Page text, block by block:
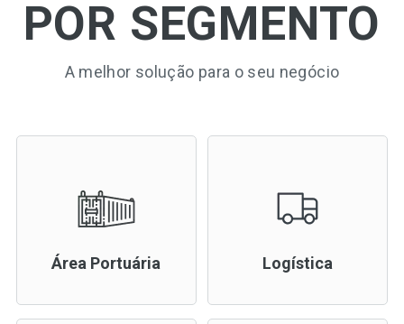
POR SEGMENTO
A melhor solução para o seu negócio
Área Portuária Logística